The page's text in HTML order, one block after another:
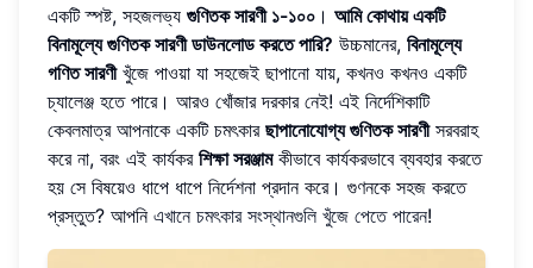
একটি স্পষ্ট, সহজলভ্য গুণিতক সারণী ১-১০০ । আমি কোথায় একটি
বিনামূল্যে গুণিতক সারণী ডাউনলোড করতে পারি? উচ্চমানের, বিনামূল্যে
গণিত সারণীখুঁজে পাওয়া যা সহজেই ছাপানো যায়, কখনও কখনও একটি
চ্যালেঞ্জ হতে পারে। আরও খোঁজার দরকার নেই! এই নির্দেশিকাটি
কেবলমাত্র আপনাকে একটি চমৎকার ছাপানোযোগ্য গুণিতক সারণীসরবরাহ
করে না, বরং এই কার্যকর শিক্ষা সরঞ্জামকীভাবে কার্যকরভাবে ব্যবহার করতে
হয় সে বিষয়েও ধাপে ধাপে নির্দেশনা প্রদান করে। গুণনকে সহজ করতে
প্রস্তুত? আপনি এখানে চমৎকার সংস্থানগুলি খুঁজে পেতে পারেন!